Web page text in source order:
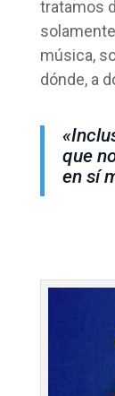
tratamos
música,
dónde, a
que
en sí